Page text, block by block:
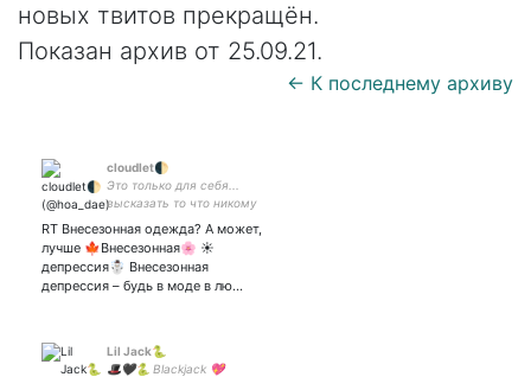
новых твитов прекращён.
Показан архив от 25.09.21.
← К последнему архиву
cloudlet🌓
Это только для себя...
высказать то что никому
RT Внесезонная одежда? А может,
лучше 🍁Внесезонная🌸 ☀️
депрессия☃️ Внесезонная
депрессия – будь в моде в лю…
Lil Jack🐍
🎩🖤🐍 Blackjack 💖